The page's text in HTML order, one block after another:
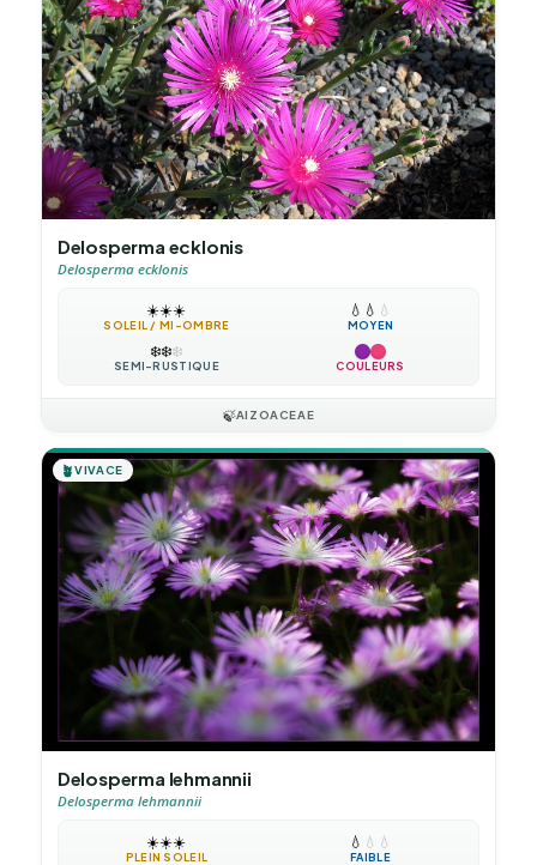
Delosperma ecklonis
Delosperma ecklonis
☀️☀️☀️
SOLEIL / MI-OMBRE
💧 💧 💧
MOYEN
❄️❄️❄️
SEMI-RUSTIQUE COULEURS
🍃AIZOACEAE
🪴VIVACE
Delosperma lehmannii
Delosperma lehmannii
☀️☀️☀️
PLEIN SOLEIL
💧 💧 💧
FAIBLE